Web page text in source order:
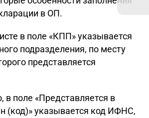
в ОП.
в поле «КПП» указывается
подразделения, по месту
представляется
в поле «Представляется в
(код)» указывается код ИФНС,